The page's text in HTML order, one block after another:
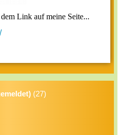
Link auf meine Seite...
(27)